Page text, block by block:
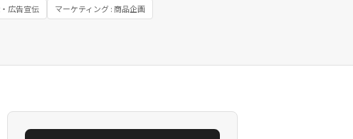
広告宣伝 マーケティング : 商品企画